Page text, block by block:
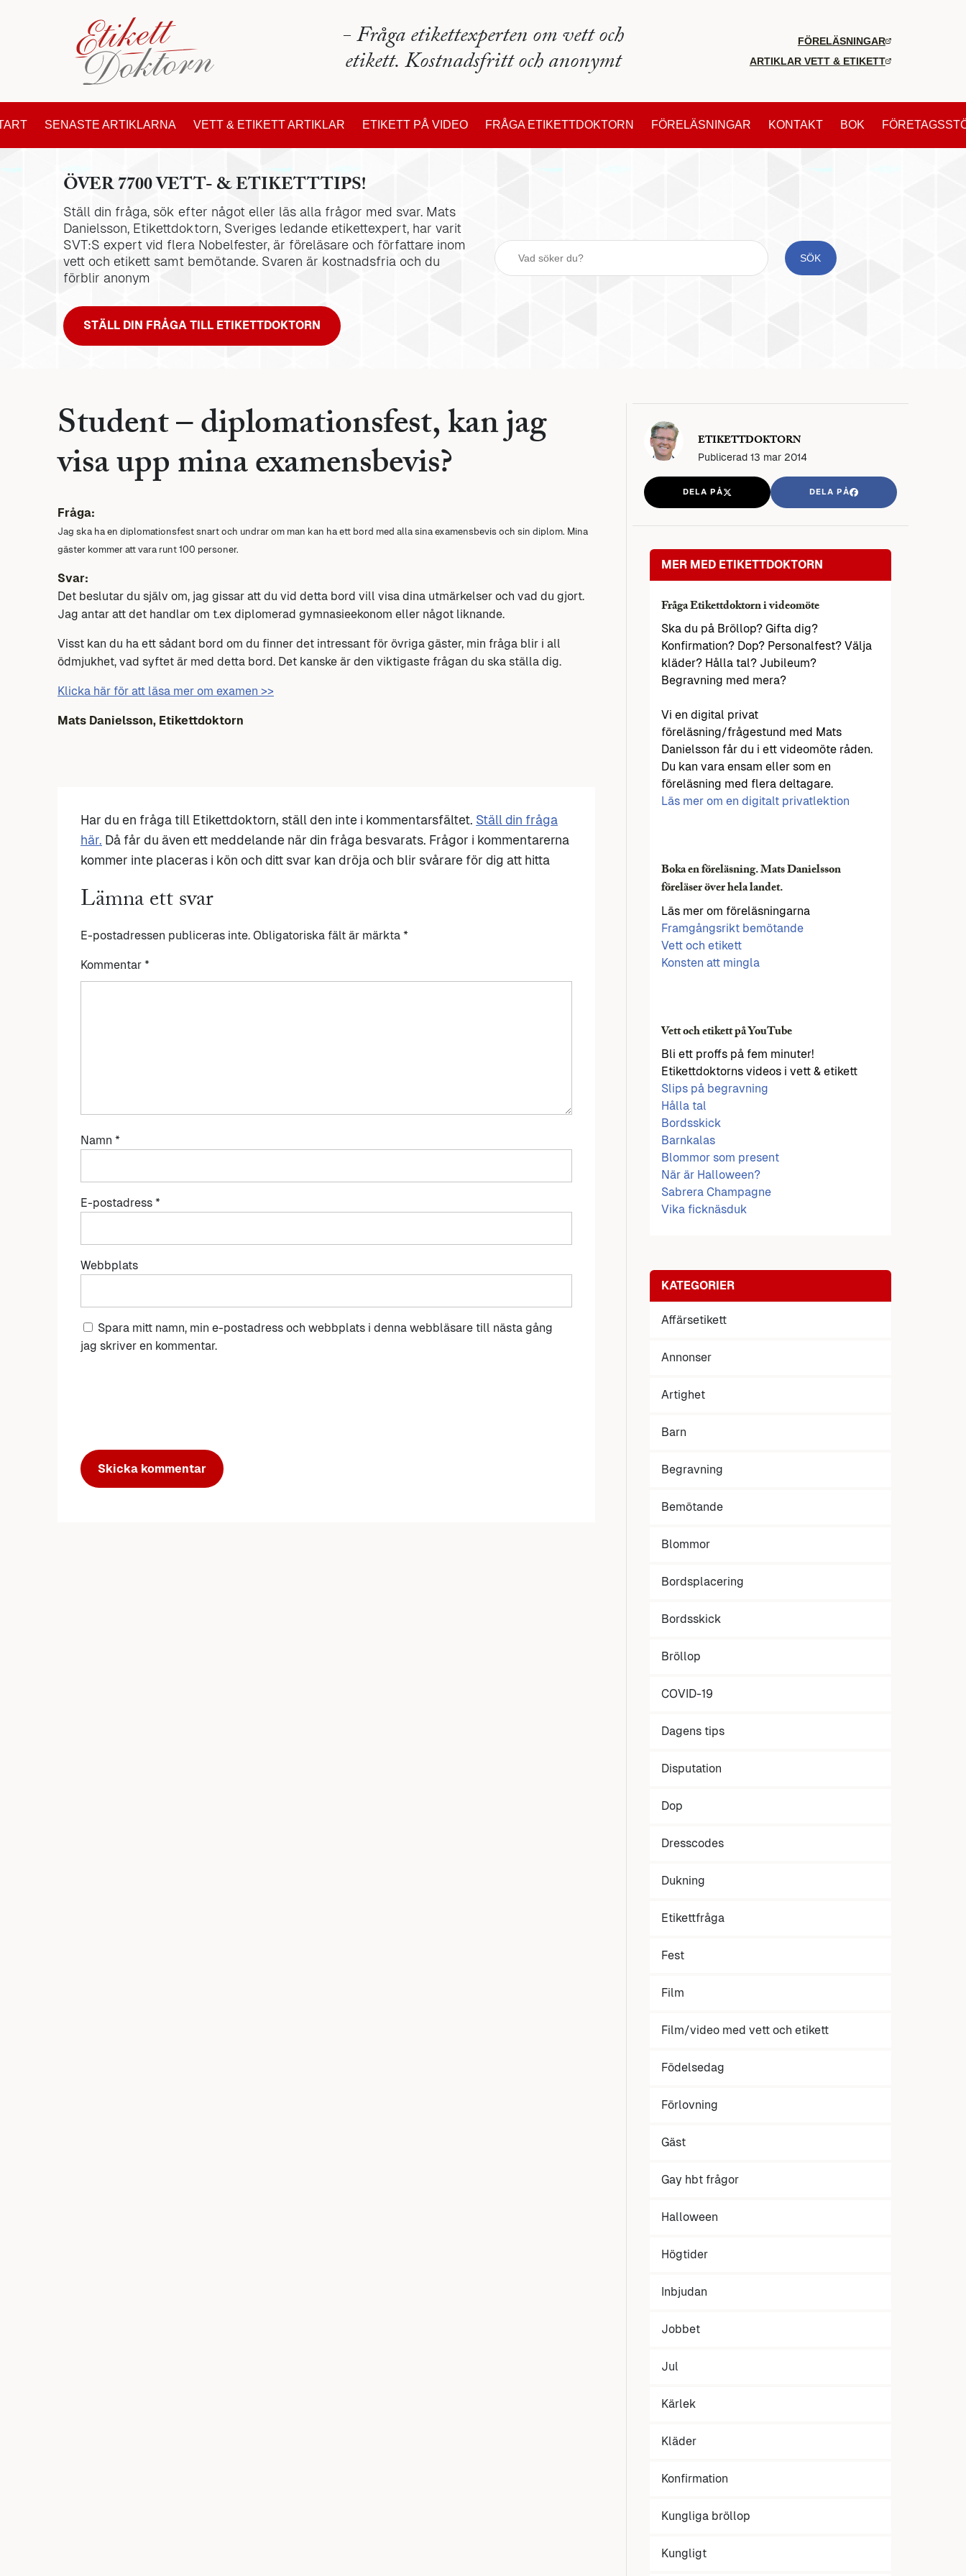
- Fråga etikettexperten om vett och
etikett. Kostnadsfritt och anonymt
FÖRELÄSNINGAR
ARTIKLAR VETT & ETIKETT
SENASTE ARTIKLARNA VETT & ETIKETT ARTIKLAR ETIKETT PÅ VIDEO FRÅGA ETIKETTDOKTORN FÖRELÄSNINGAR KONTAKT BOK
ÖVER 7700 VETT- & ETIKETTTIPS!
Ställ din fråga, sök efter något eller läs alla frågor med svar. Mats
Danielsson, Etikettdoktorn, Sveriges ledande etikettexpert, har varit
SVT:S expert vid flera Nobelfester, är föreläsare och författare inom
vett och etikett samt bemötande. Svaren är kostnadsfria och du
förblir anonym
STÄLL DIN FRÅGA TILL ETIKETTDOKTORN
Student – diplomationsfest, kan jag
visa upp mina examensbevis?
Fråga:
Jag ska ha en diplomationsfest snart och undrar om man kan ha ett bord med alla sina examensbevis och sin diplom. Mina
gäster kommer att vara runt 100 personer.
Svar:
Det beslutar du själv om, jag gissar att du vid detta bord vill visa dina utmärkelser och vad du gjort.
Jag antar att det handlar om t.ex diplomerad gymnasieekonom eller något liknande.
Visst kan du ha ett sådant bord om du finner det intressant för övriga gäster, min fråga blir i all
ödmjukhet, vad syftet är med detta bord. Det kanske är den viktigaste frågan du ska ställa dig.
Klicka här för att läsa mer om examen >>
Mats Danielsson, Etikettdoktorn
Har du en fråga till Etikettdoktorn, ställ den inte i kommentarsfältet. Ställ din fråga
här. Då får du även ett meddelande när din fråga besvarats. Frågor i kommentarerna
kommer inte placeras i kön och ditt svar kan dröja och blir svårare för dig att hitta
Lämna ett svar
E-postadressen publiceras inte. Obligatoriska fält är märkta *
Kommentar *
Namn *
E-postadress *
Webbplats
Spara mitt namn, min e-postadress och webbplats i denna webbläsare till nästa gång
jag skriver en kommentar.
ETIKETTDOKTORN
Publicerad 13 mar 2014
DELA PÅ DELA PÅ
MER MED ETIKETTDOKTORN
Fråga Etikettdoktorn i videomöte
Ska du på Bröllop? Gifta dig?
Konfirmation? Dop? Personalfest? Välja
kläder? Hålla tal? Jubileum?
Begravning med mera?
Vi en digital privat
föreläsning/frågestund med Mats
Danielsson får du i ett videomöte råden.
Du kan vara ensam eller som en
föreläsning med flera deltagare.
Läs mer om en digitalt privatlektion
Boka en föreläsning. Mats Danielsson
föreläser över hela landet.
Läs mer om föreläsningarna
Framgångsrikt bemötande
Vett och etikett
Konsten att mingla
Vett och etikett på YouTube
Bli ett proffs på fem minuter!
Etikettdoktorns videos i vett & etikett
Slips på begravning
Hålla tal
Bordsskick
Barnkalas
Blommor som present
När är Halloween?
Sabrera Champagne
Vika ficknäsduk
KATEGORIER
Affärsetikett
Annonser
Artighet
Barn
Begravning
Bemötande
Blommor
Bordsplacering
Bordsskick
Bröllop
COVID-19
Dagens tips
Disputation
Dop
Dresscodes
Dukning
Etikettfråga
Fest
Film
Film/video med vett och etikett
Födelsedag
Förlovning
Gäst
Gay hbt frågor
Halloween
Högtider
Inbjudan
Jobbet
Jul
Kärlek
Kläder
Konfirmation
Kungliga bröllop
Kungligt